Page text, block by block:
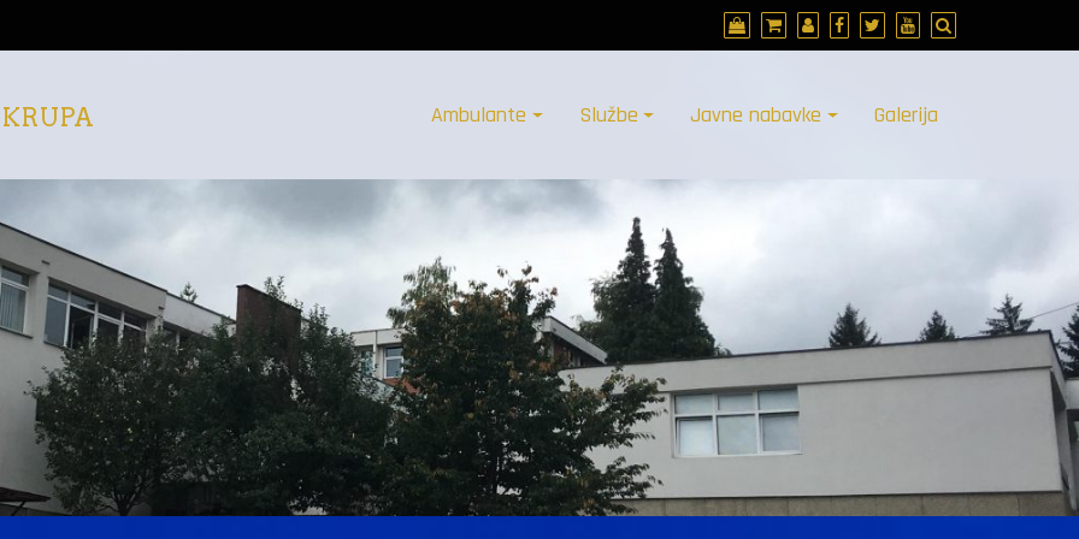
Ambulante Službe Javne nabavke Galerija